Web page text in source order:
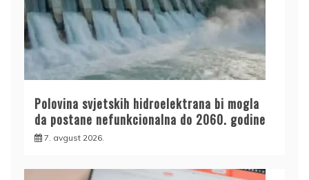
Polovina svjetskih hidroelektrana bi mogla
da postane nefunkcionalna do 2060. godine
7. avgust 2026.